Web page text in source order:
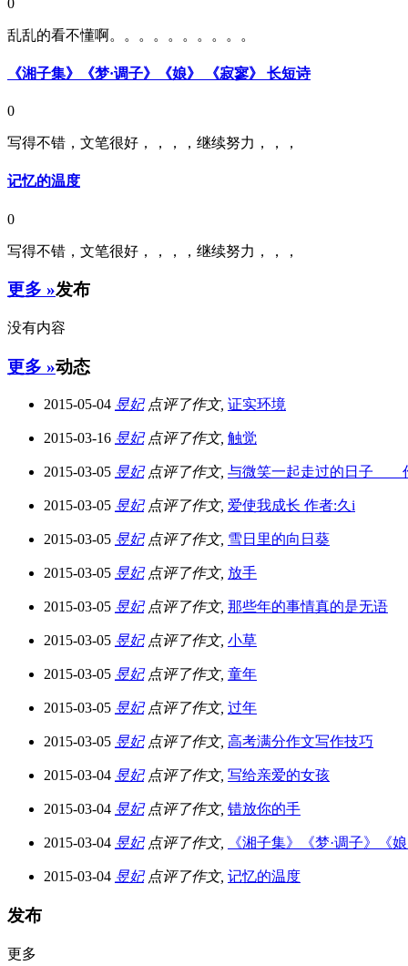
乱乱的看不懂啊。。。。。。。。。。
《湘子集》《梦·调子》《娘》 《寂寥》 长短诗
0
写得不错，文笔很好，，，，继续努力，，，
记忆的温度
0
写得不错，文笔很好，，，，继续努力，，，
更多 »发布
没有内容
更多 »动态
2015-05-04 昱妃点评了作文, 证实环境
2015-03-16 昱妃点评了作文, 触觉
2015-03-05 昱妃点评了作文, 与微笑一起走过的日子
2015-03-05 昱妃点评了作文, 爱使我成长 作者:久i
2015-03-05 昱妃点评了作文, 雪日里的向日葵
2015-03-05 昱妃点评了作文, 放手
2015-03-05 昱妃点评了作文, 那些年的事情真的是无语
2015-03-05 昱妃点评了作文, 小草
2015-03-05 昱妃点评了作文, 童年
2015-03-05 昱妃点评了作文, 过年
2015-03-05 昱妃点评了作文, 高考满分作文写作技巧
2015-03-04 昱妃点评了作文, 写给亲爱的女孩
2015-03-04 昱妃点评了作文, 错放你的手
2015-03-04 昱妃点评了作文, 《湘子集》《梦·调子》《
2015-03-04 昱妃点评了作文, 记忆的温度
发布
更多